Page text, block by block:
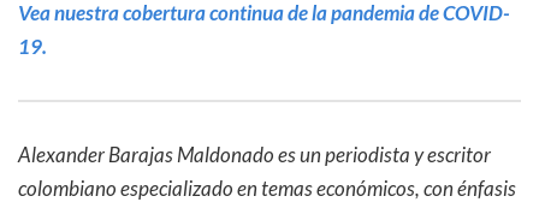
Vea nuestra cobertura continua de la pandemia de COVID-
19.
Alexander Barajas Maldonado es un periodista y escritor
colombiano especializado en temas económicos, con énfasis